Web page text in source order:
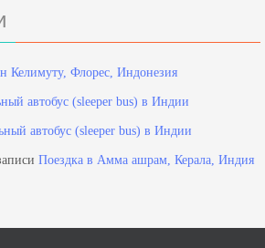
Келимуту, Флорес, Индонезия
автобус (sleeper bus) в Индии
автобус (sleeper bus) в Индии
Поездка в Амма ашрам, Керала, Индия